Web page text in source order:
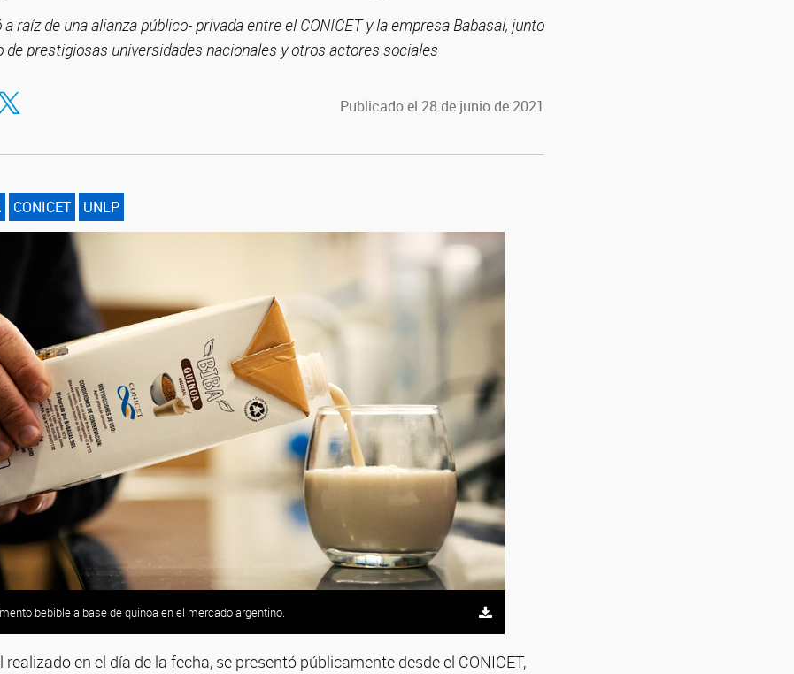
raíz de una alianza público- privada entre el CONICET y la empresa Babasal, junto
de prestigiosas universidades nacionales y otros actores sociales
en Facebook
en Twitter Publicado el 28 de junio de 2021
CONICET UNLP
bebible a base de quinoa en el mercado argentino.
en el día de la fecha, se presentó públicamente desde el CONICET,